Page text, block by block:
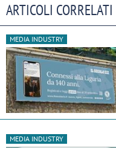
ARTICOLI CORRELATI
MEDIA INDUSTRY
MEDIA INDUSTRY